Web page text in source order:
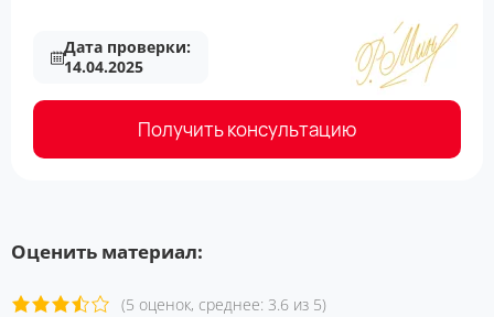
Дата проверки:
14.04.2025
Получить консультацию
Оценить материал:
(5 оценок, среднее: 3.6 из 5)